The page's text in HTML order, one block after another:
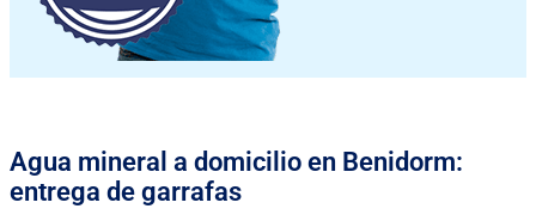
Agua mineral a domicilio en Benidorm:
entrega de garrafas